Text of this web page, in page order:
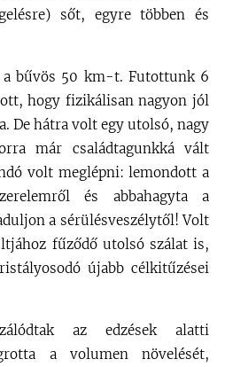
sőt, egyre többen és
a bűvös 50 km-t. Futottunk 6
hogy fizikálisan nagyon jól
De hátra volt egy utolsó, nagy
már családtagunkká vált
volt meglépni: lemondott a
és abbahagyta a
a sérülésveszélytől! Volt
fűződő utolsó szálat is,
újabb célkitűzései
az edzések alatti
a volumen növelését,